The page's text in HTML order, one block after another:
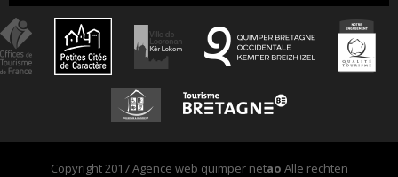
Copyright 2017 Agence web quimper netao Alle rechten